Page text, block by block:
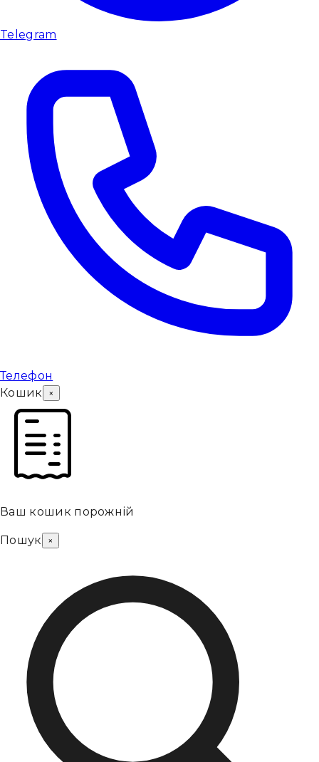
Telegram
Телефон
Кошик
×
Ваш кошик порожній
Пошук ×